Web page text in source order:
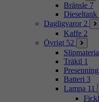
Bränsle 7
Dieseltank
Dagligvaror 2
Kaffe 2
Övrigt 52
Träkil 1
Presenning
Batteri 3
Lampa 11